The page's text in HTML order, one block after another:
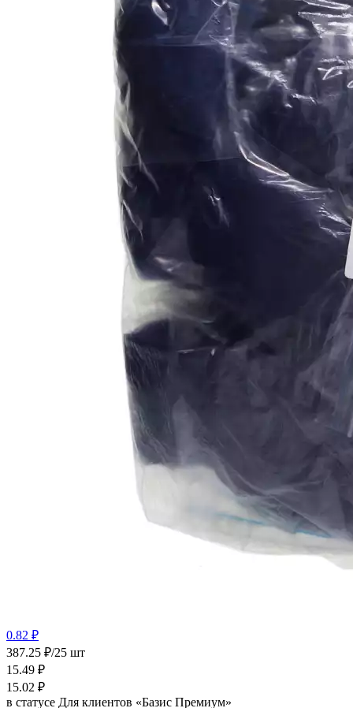
0.82 ₽
387.25 ₽/25 шт
15.49 ₽
15.02 ₽
в статусе Для клиентов «Базис Премиум»